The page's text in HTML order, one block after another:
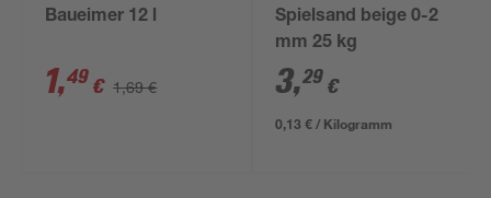
Baueimer 12 l
1,49 € 1,69 €
Spielsand beige 0-2
mm 25 kg
3,29 €
0,13 € / Kilogramm